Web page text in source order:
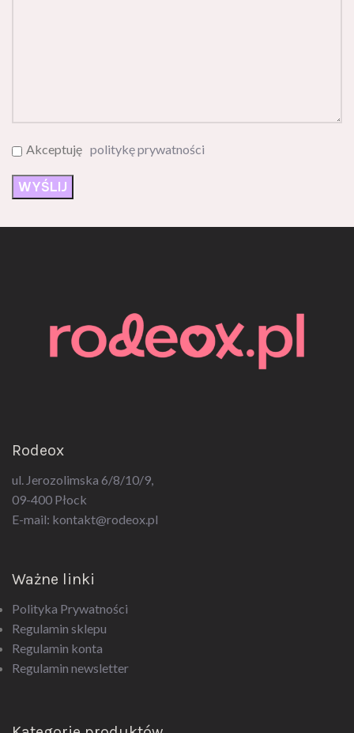
ul. Jerozolimska 6/8/10/9,
09-400 Płock
E-mail: kontakt@rodeox.pl
Polityka Prywatności
Regulamin sklepu
Regulamin konta
Regulamin newsletter